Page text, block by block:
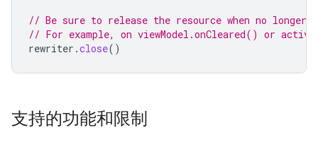
// Be sure to release the resource when no longer
// For example, on viewModel.onCleared() or
rewriter .close()
支持的功能和限制